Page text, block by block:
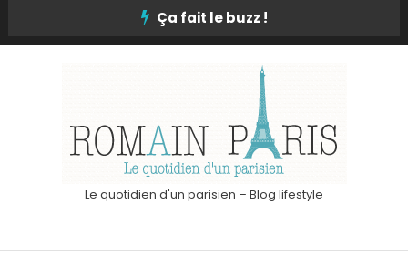
Ça fait le buzz !
Le quotidien d'un parisien – Blog lifestyle